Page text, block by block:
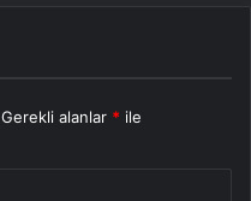
Gerekli alanlar * ile